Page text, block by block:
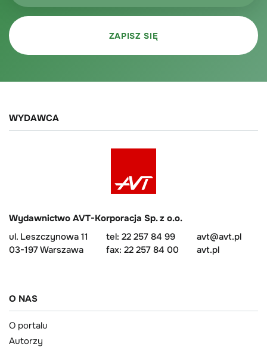
WYDAWCA
Wydawnictwo AVT-Korporacja Sp. z o.o.
ul. Leszczynowa 11
03-197 Warszawa
tel: 22 257 84 99
fax: 22 257 84 00
avt@avt.pl
avt.pl
O NAS
O portalu
Autorzy